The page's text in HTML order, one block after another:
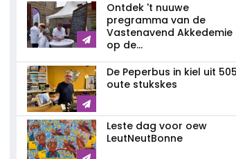
Ontdek 't nuuwe
pregramma van de
Vastenavend Akkedemie
op de...
De Peperbus in kiel uit 505
oute stukskes
Leste dag voor oew
LeutNeutBonne